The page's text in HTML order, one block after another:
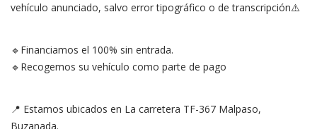
vehículo anunciado, salvo error tipográfico o de transcripción⚠️
🔹Financiamos el 100% sin entrada.
🔹Recogemos su vehículo como parte de pago
📍 Estamos ubicados en La carretera TF-367 Malpaso,
Buzanada.